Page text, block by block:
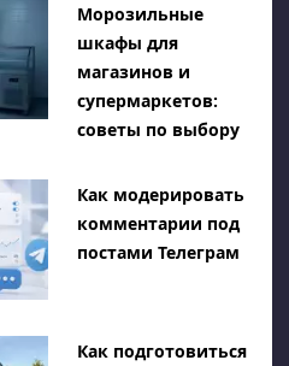
Морозильные
шкафы для
магазинов и
супермаркетов:
советы по выбору
Как модерировать
комментарии под
постами Телеграм
Как подготовиться